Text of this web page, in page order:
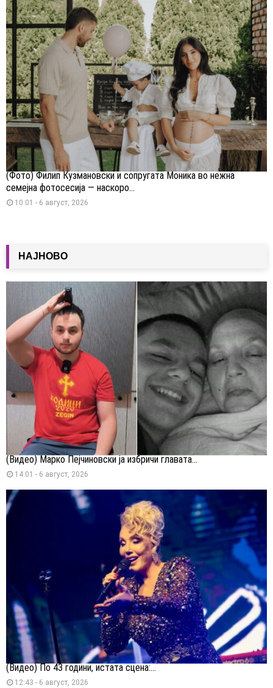
(Фото) Филип Кузмановски и сопругата Моника во нежна
семејна фотосесија — наскоро...
10:01 - 6 август, 2026
НАЈНОВО
(Видео) Марко Пејчиновски ја избричи главата...
14:01 - 6 август, 2026
(Видео) По 43 години, истата сцена:...
12:43 - 6 август, 2026